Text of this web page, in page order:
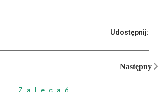
Udostępnij:
Następny